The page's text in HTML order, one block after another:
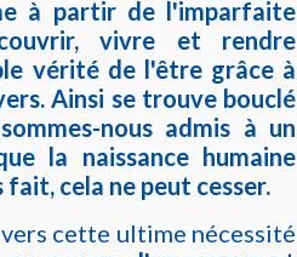
à partir de l'imparfaite
vivre et rendre
vérité de l'être grâce à
Ainsi se trouve bouclé
nous admis à un
la naissance humaine
cela ne peut cesser.
cette ultime nécessité